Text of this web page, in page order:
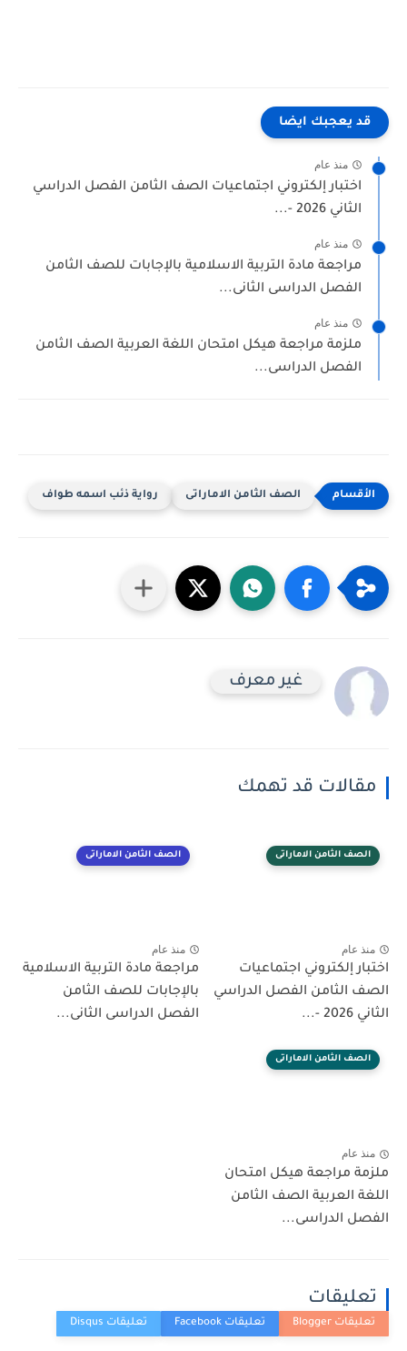
قد يعجبك ايضا
منذ عام
اختبار إلكتروني اجتماعيات الصف الثامن الفصل الدراسي
الثاني 2026 -...
منذ عام
مراجعة مادة التربية الاسلامية بالإجابات للصف الثامن
الفصل الدراسى الثانى...
منذ عام
ملزمة مراجعة هيكل امتحان اللغة العربية الصف الثامن
الفصل الدراسى...
الصف الثامن الاماراتى رواية ذئب اسمه طواف
غير معرف
مقالات قد تهمك
الصف الثامن الاماراتى
منذ عام
اختبار إلكتروني اجتماعيات
الصف الثامن الفصل الدراسي
الثاني 2026 -...
الصف الثامن الاماراتى
منذ عام
مراجعة مادة التربية الاسلامية
بالإجابات للصف الثامن
الفصل الدراسى الثانى...
الصف الثامن الاماراتى
منذ عام
ملزمة مراجعة هيكل امتحان
اللغة العربية الصف الثامن
الفصل الدراسى...
تعليقات